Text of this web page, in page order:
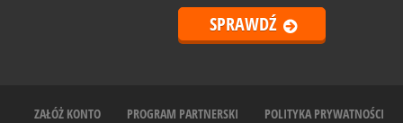
ZAŁÓŻ KONTO PROGRAM PARTNERSKI
POLITYKA PRYWATNOŚCI